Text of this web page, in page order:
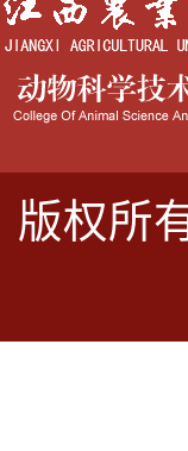
版权所